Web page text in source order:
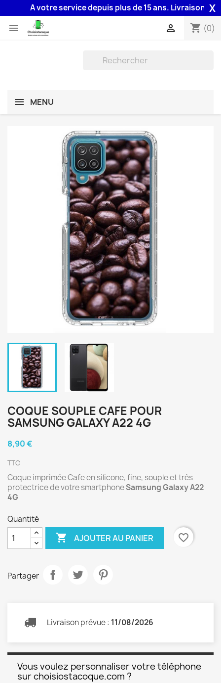
A votre service depuis plus de 15 ans. Livraison 48HX
 shopping_cart (0)

MENU
COQUE SOUPLE CAFE POUR
SAMSUNG GALAXY A22 4G
8,90 €
TTC
Coque imprimée Cafe en silicone, fine, souple et très
protectrice de votre smartphoneSamsung Galaxy A22
4G
Quantité
 AJOUTER AU PANIER favorite_border
Partager
Livraison prévue : 11/08/2026
Vous voulez personnaliser votre téléphone
sur choisiostacoque.com ?